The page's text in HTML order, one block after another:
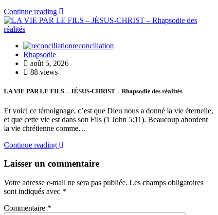
Continue reading
reconciliation
Rhapsodie
août 5, 2026
88 views
LA VIE PAR LE FILS – JÉSUS-CHRIST – Rhapsodie des réalités
Et voici ce témoignage, c’est que Dieu nous a donné la vie éternelle,
et que cette vie est dans son Fils (1 John 5:11). Beaucoup abordent
la vie chrétienne comme…
Continue reading
Laisser un commentaire
Votre adresse e-mail ne sera pas publiée. Les champs obligatoires
sont indiqués avec *
Commentaire *